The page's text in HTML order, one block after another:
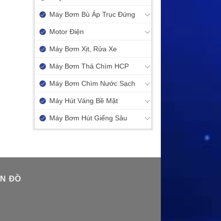
Máy Bơm Bù Áp Trục Đứng
Motor Điện
Máy Bơm Xịt, Rửa Xe
Máy Bơm Thả Chìm HCP
Máy Bơm Chìm Nước Sạch
Máy Hút Váng Bề Mặt
Máy Bơm Hút Giếng Sâu
ĐỒ